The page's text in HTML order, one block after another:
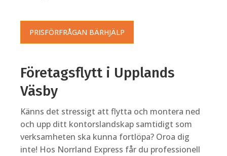
PRISFÖRFRÅGAN BÄRHJÄLP
Företagsflytt i Upplands
Väsby
Känns det stressigt att flytta och montera ned
och upp ditt kontorslandskap samtidigt som
verksamheten ska kunna fortlöpa? Oroa dig
inte! Hos Norrland Express får du professionell